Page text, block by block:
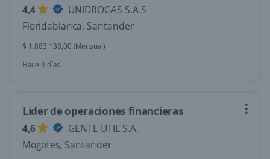
4,4
UNIDROGAS S.A.S
Floridablanca, Santander
$ 1.883.138,00 (Mensual)
Hace 4 días
Líder de operaciones financieras
4,6
GENTE UTIL S.A.
Mogotes, Santander